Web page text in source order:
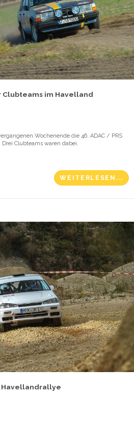
im Havelland
Wochenende die 46. ADAC / PRS
Clubteams waren dabei.
WEITERLESEN...
Havellandrallye